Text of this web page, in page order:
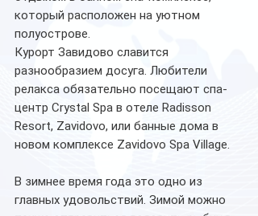
который расположен на уютном
полуострове.
Курорт Завидово славится
разнообразием досуга. Любители
релакса обязательно посещают спа-
центр Crystal Spa в отеле Radisson
Resort, Zavidovo, или банные дома в
новом комплексе Zavidovo Spa Village.
В зимнее время года это одно из
главных удовольствий. Зимой можно